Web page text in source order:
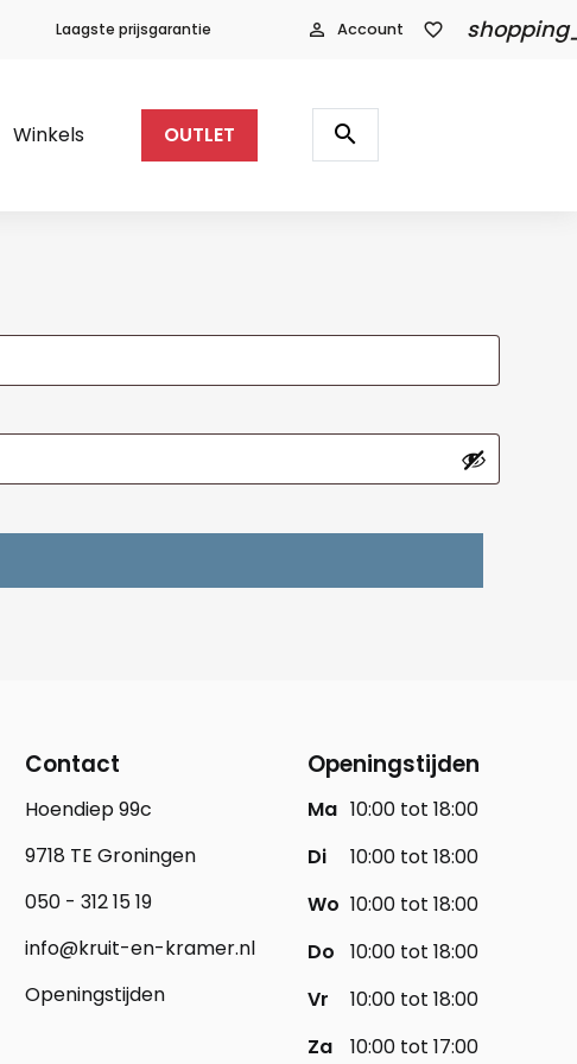
Laagste prijsgarantie person_outline Account favorite_border
Winkels OUTLET
Producten
zoeken
search
Contact
Hoendiep 99c
9718 TE Groningen
050 - 312 15 19
info@kruit-en-kramer.nl
Openingstijden
Openingstijden
Ma 10:00 tot 18:00
Di
10:00 tot 18:00
Wo 10:00 tot 18:00
Do
10:00 tot 18:00
Vr
10:00 tot 18:00
Za
10:00 tot 17:00